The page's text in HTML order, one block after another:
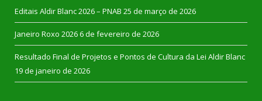
Editais Aldir Blanc 2026 – PNAB 25 de março de 2026
Janeiro Roxo 2026 6 de fevereiro de 2026
Resultado Final de Projetos e Pontos de Cultura da Lei Aldir Blanc
19 de janeiro de 2026